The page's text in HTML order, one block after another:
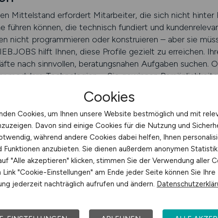
Mittelstand erfordert Mitarbeiter, die sich nicht hinter
führen können, die technisch fundiert und
nicht programmieren oder konstruieren – aber sie
hilft Ihnen, diese Profile gezielt zu erreichen.
nach sinnvollen, beratungsnahen Aufgaben suchen.
modulare Technologien – Sie gewinnen
Vertrauen – und stärkt Ihre Marktposition.
schalten
Vertriebspersonal gewinnen,
Luxus – sie ist Voraussetzung für Verständnis,
liefert Ihnen das Umfeld, um genau solche
Vertriebsumfeld ausgespielt, mobilfähig
Cookies
Cookies, um Ihnen unsere Website bestmöglich und mit
Davon sind einige Cookies für die Nutzung und
während andere Cookies dabei helfen, Ihnen
Funktionen anzubieten. Sie dienen außerdem anonymen
"Alle akzeptieren" klicken, stimmen Sie der Verwendung aller
"Cookie-Einstellungen" am Ende jeder Seite können Sie Ihre
jederzeit nachträglich aufrufen und ändern.